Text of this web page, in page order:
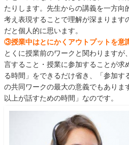
たりします。先生からの講義を一方向
考え表現することで理解が深まります
だと個人的に思います。
③授業中はとにかくアウトプットを意
とくに授業前のワークと関わりますが
言すること・授業に参加することが求
る時間」をできるだけ省き、「参加す
の共同ワークの最大の意義でもありま
以上が話すための時間」なのです。